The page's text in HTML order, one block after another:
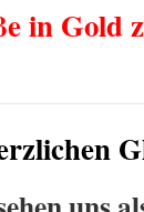
in Gold